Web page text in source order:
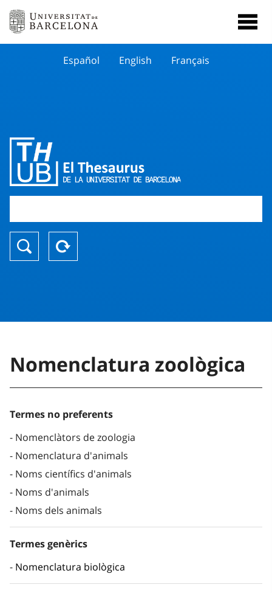
Español English Français
Nomenclatura zoològica
Termes no preferents
Nomenclàtors de zoologia
Nomenclatura d'animals
Noms científics d'animals
Noms d'animals
Noms dels animals
Termes genèrics
Nomenclatura biològica